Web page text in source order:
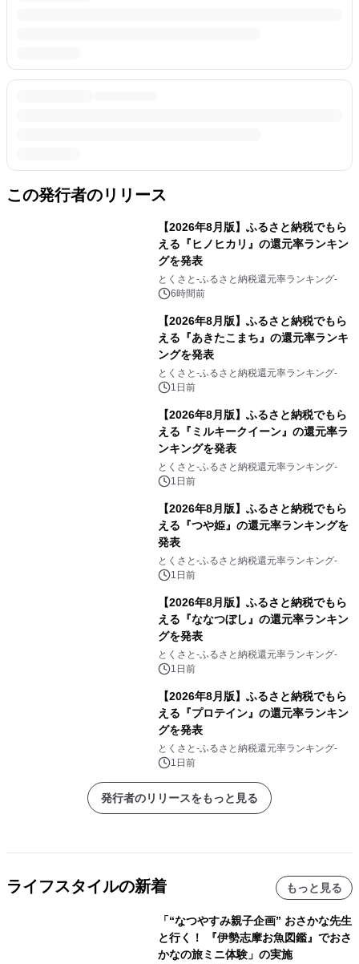
この発行者のリリース
【2026年8月版】ふるさと納税でもら
える『ヒノヒカリ』の還元率ランキン
グを発表
とくさと-ふるさと納税還元率ランキング-
6時間前
【2026年8月版】ふるさと納税でもら
える『あきたこまち』の還元率ランキ
ングを発表
とくさと-ふるさと納税還元率ランキング-
1日前
【2026年8月版】ふるさと納税でもら
える『ミルキークイーン』の還元率ラ
ンキングを発表
とくさと-ふるさと納税還元率ランキング-
1日前
【2026年8月版】ふるさと納税でもら
える『つや姫』の還元率ランキングを
発表
とくさと-ふるさと納税還元率ランキング-
1日前
【2026年8月版】ふるさと納税でもら
える『ななつぼし』の還元率ランキン
グを発表
とくさと-ふるさと納税還元率ランキング-
1日前
【2026年8月版】ふるさと納税でもら
える『プロテイン』の還元率ランキン
グを発表
とくさと-ふるさと納税還元率ランキング-
1日前
発行者のリリースをもっと見る
ライフスタイルの新着 もっと見る
「“なつやすみ親子企画” おさかな先生
と行く！ 『伊勢志摩お魚図鑑』でおさ
かなの旅ミニ体験」の実施